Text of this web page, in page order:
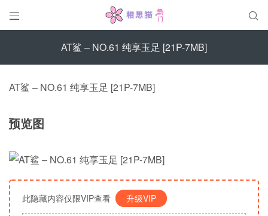
 
AT鲨 – NO.61 纯享玉足 [21P-7MB]
AT鲨 – NO.61 纯享玉足 [21P-7MB]
预览图
此隐藏内容仅限VIP查看 升级VIP